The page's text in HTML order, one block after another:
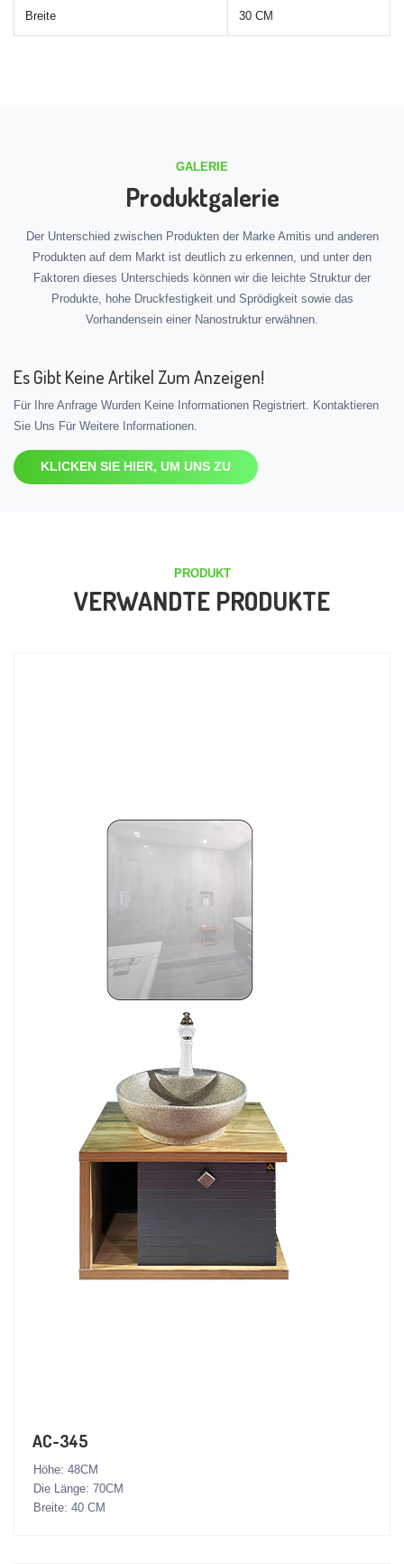
Breite 30 CM
GALERIE
Produktgalerie
Der Unterschied zwischen Produkten der Marke Amitis und anderen
Produkten auf dem Markt ist deutlich zu erkennen, und unter den
Faktoren dieses Unterschieds können wir die leichte Struktur der
Produkte, hohe Druckfestigkeit und Sprödigkeit sowie das
Vorhandensein einer Nanostruktur erwähnen.
Es Gibt Keine Artikel Zum Anzeigen!
Für Ihre Anfrage Wurden Keine Informationen Registriert. Kontaktieren
Sie Uns Für Weitere Informationen.
KLICKEN SIE HIER, UM UNS ZU
PRODUKT
VERWANDTE PRODUKTE
AC-345
Höhe: 48CM
Die Länge: 70CM
Breite: 40 CM